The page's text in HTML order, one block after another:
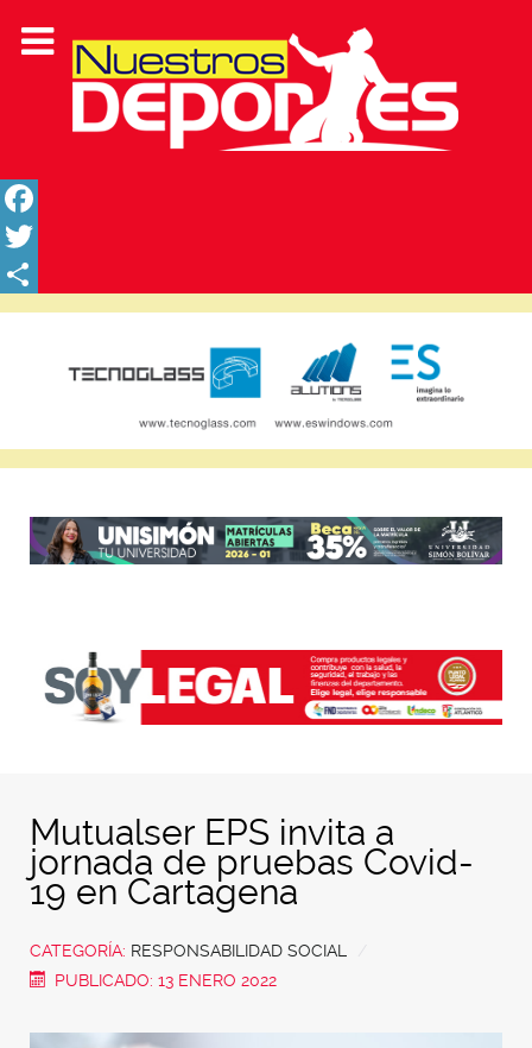
Facebook
Twitter
Share
Mutualser EPS invita a
jornada de pruebas Covid-
19 en Cartagena
CATEGORÍA: RESPONSABILIDAD SOCIAL
PUBLICADO: 13 ENERO 2022